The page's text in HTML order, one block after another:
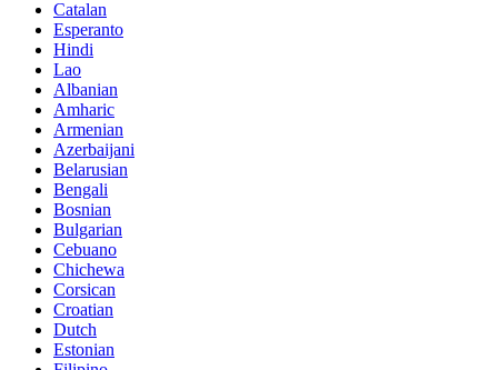
Catalan
Esperanto
Hindi
Lao
Albanian
Amharic
Armenian
Azerbaijani
Belarusian
Bengali
Bosnian
Bulgarian
Cebuano
Chichewa
Corsican
Croatian
Dutch
Estonian